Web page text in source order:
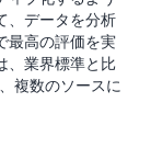
、データを分析
最高の評価を実
、業界標準と比
複数のソースに